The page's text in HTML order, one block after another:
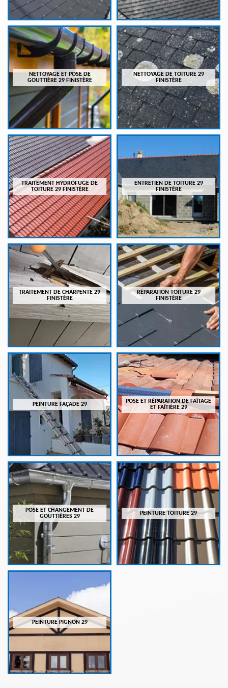
NETTOYAGE ET POSE DE
GOUTTIÈRE 29 FINISTÈRE
NETTOYAGE DE TOITURE 29
FINISTÈRE
TRAITEMENT HYDROFUGE DE
TOITURE 29 FINISTÈRE
ENTRETIEN DE TOITURE 29
FINISTÈRE
TRAITEMENT DE CHARPENTE 29
FINISTÈRE
RÉPARATION TOITURE 29
FINISTÈRE
PEINTURE FAÇADE 29
POSE ET RÉPARATION DE FAÎTAGE
ET FAÎTIÈRE 29
POSE ET CHANGEMENT DE
GOUTTIÈRES 29
PEINTURE TOITURE 29
PEINTURE PIGNON 29